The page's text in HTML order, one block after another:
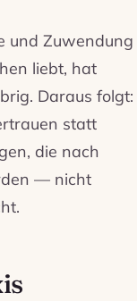
und Zuwendung
liebt, hat
Daraus folgt:
statt
die nach
— nicht